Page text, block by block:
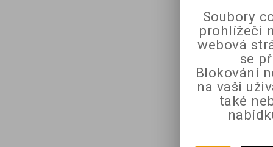
Soubory
prohlížeči
webová
se
Blokování
na vaši
také